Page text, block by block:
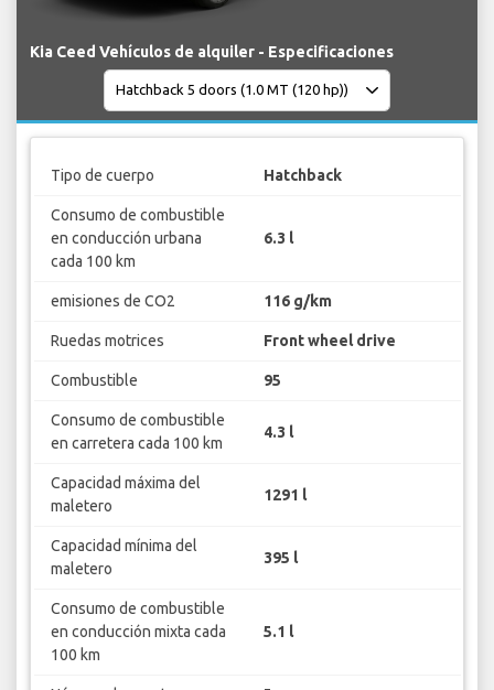
Kia Ceed Vehículos de alquiler - Especificaciones
Tipo de cuerpo Hatchback
Consumo de combustible
en conducción urbana
cada 100 km
6.3 l
emisiones de CO2 116 g/km
Ruedas motrices Front wheel drive
Combustible 95
Consumo de combustible
en carretera cada 100 km
4.3 l
Capacidad máxima del
maletero
1291 l
Capacidad mínima del
maletero
395 l
Consumo de combustible
en conducción mixta cada
100 km
5.1 l